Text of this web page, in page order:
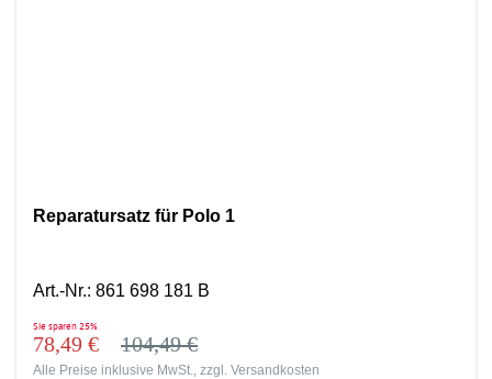
Reparatursatz für Polo 1
Art.-Nr.: 861 698 181 B
Sie sparen25%
78,49 € 104,49 €
Alle Preise inklusive MwSt., zzgl. Versandkosten